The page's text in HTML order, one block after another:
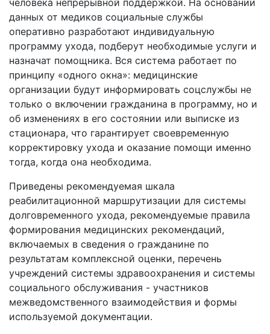
человека непрерывной поддержкой. На основании
данных от медиков социальные службы
оперативно разработают индивидуальную
программу ухода, подберут необходимые услуги и
назначат помощника. Вся система работает по
принципу «одного окна»: медицинские
организации будут информировать соцслужбы не
только о включении гражданина в программу, но и
об изменениях в его состоянии или выписке из
стационара, что гарантирует своевременную
корректировку ухода и оказание помощи именно
тогда, когда она необходима.
Приведены рекомендуемая шкала
реабилитационной маршрутизации для системы
долговременного ухода, рекомендуемые правила
формирования медицинских рекомендаций,
включаемых в сведения о гражданине по
результатам комплексной оценки, перечень
учреждений системы здравоохранения и системы
социального обслуживания - участников
межведомственного взаимодействия и формы
используемой документации.